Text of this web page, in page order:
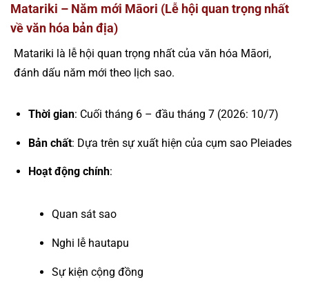
Matariki – Năm mới Māori (Lễ hội quan trọng nhất
về văn hóa bản địa)
Matariki là lễ hội quan trọng nhất của văn hóa Māori,
đánh dấu năm mới theo lịch sao.
Thời gian: Cuối tháng 6 – đầu tháng 7 (2026: 10/7)
Bản chất: Dựa trên sự xuất hiện của cụm sao Pleiades
Hoạt động chính:
Quan sát sao
Nghi lễ hautapu
Sự kiện cộng đồng